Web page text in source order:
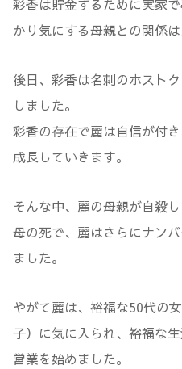
彩香は貯金するために実家
かり気にする母親との関係
後日、彩香は名刺のホスト
しました。
彩香の存在で麗は自信が付
成長していきます。
そんな中、麗の母親が自殺し
母の死で、麗はさらにナン
ました。
やがて麗は、裕福な50代の女
子）に気に入られ、裕福な
営業を始めました。